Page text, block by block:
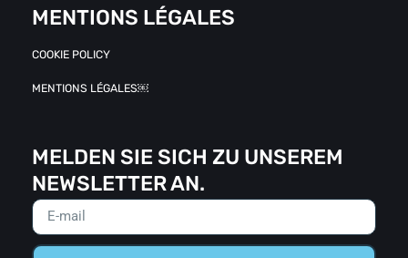
MENTIONS LÉGALES
COOKIE POLICY
MENTIONS LÉGALES￼
MELDEN SIE SICH ZU UNSEREM
NEWSLETTER AN.